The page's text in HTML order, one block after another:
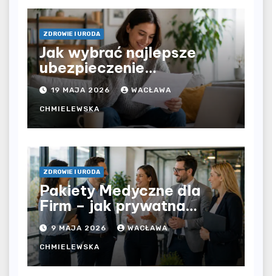
ZDROWIE I URODA
Jak wybrać najlepsze
ubezpieczenie
komunikacyjne i uniknąć
kosztownych błędów?
19 MAJA 2026 WACŁAWA
CHMIELEWSKA
ZDROWIE I URODA
Pakiety Medyczne dla
Firm – jak prywatna
opieka zdrowotna
wpływa na jakość
współpracy w
organizacji?
9 MAJA 2026 WACŁAWA
CHMIELEWSKA